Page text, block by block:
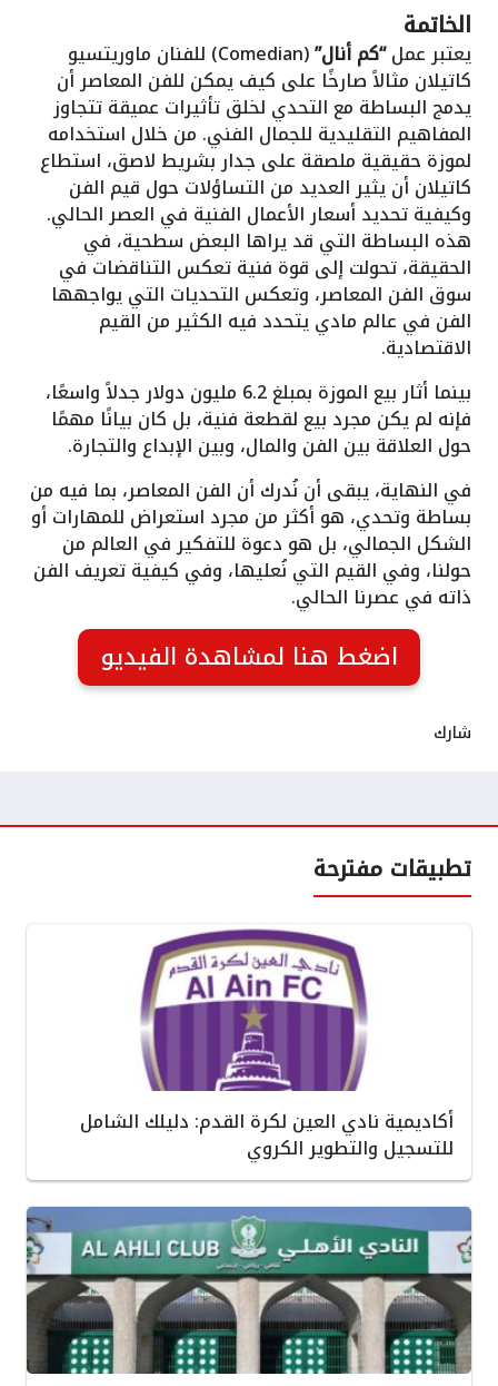
الخاتمة
يعتبر عمل“كم أنال” (Comedian) للفنان ماوريتسيو
كاتيلان مثالاً صارخًا على كيف يمكن للفن المعاصر أن
يدمج البساطة مع التحدي لخلق تأثيرات عميقة تتجاوز
المفاهيم التقليدية للجمال الفني. من خلال استخدامه
لموزة حقيقية ملصقة على جدار بشريط لاصق، استطاع
كاتيلان أن يثير العديد من التساؤلات حول قيم الفن
وكيفية تحديد أسعار الأعمال الفنية في العصر الحالي.
هذه البساطة التي قد يراها البعض سطحية، في
الحقيقة، تحولت إلى قوة فنية تعكس التناقضات في
سوق الفن المعاصر، وتعكس التحديات التي يواجهها
الفن في عالم مادي يتحدد فيه الكثير من القيم
الاقتصادية.
بينما أثار بيع الموزة بمبلغ 6.2 مليون دولار جدلاً واسعًا،
فإنه لم يكن مجرد بيع لقطعة فنية، بل كان بيانًا مهمًا
حول العلاقة بين الفن والمال، وبين الإبداع والتجارة.
في النهاية، يبقى أن نُدرك أن الفن المعاصر، بما فيه من
بساطة وتحدي، هو أكثر من مجرد استعراض للمهارات أو
الشكل الجمالي، بل هو دعوة للتفكير في العالم من
حولنا، وفي القيم التي نُعليها، وفي كيفية تعريف الفن
ذاته في عصرنا الحالي.
اضغط هنا لمشاهدة الفيديو
شارك
تطبيقات مفترحة
أكاديمية نادي العين لكرة القدم: دليلك الشامل
للتسجيل والتطوير الكروي